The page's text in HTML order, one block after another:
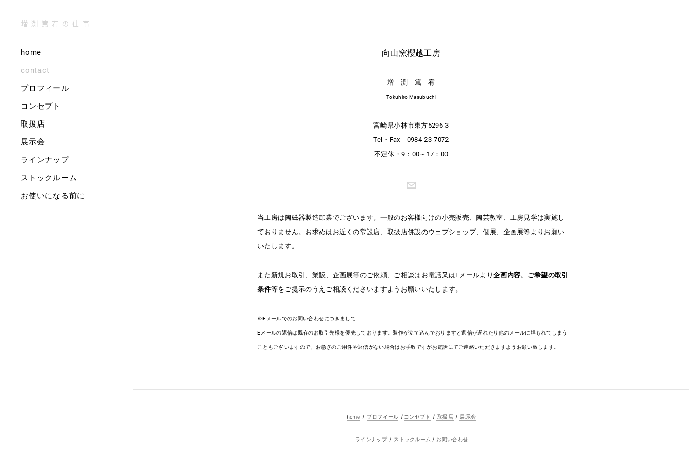
増渕篤宥の仕事
home
contact
プロフィール
コンセプト
取扱店
展示会
ラインナップ
ストックルーム
お使いになる前に
向山窯櫻越工房
増 渕 篤 宥
Tokuhiro Masubuchi
宮崎県小林市東方5296-3
Tel・Fax 0984-23-7072
​不定休・9：00～17：00
当工房は陶磁器製造卸業でございます。一般のお客様向けの小売販売、陶芸教室、工房見学は実施し
ておりません。お求めはお近くの常設店、取扱店併設のウェブショップ、個展、企画展等よりお願い
いたします。
また新規お取引、業販、企画展等のご依頼、ご相談はお電話又はE メールより企画内容、ご希望の取引
条件等をご提示のうえご相談くださいますようお願いいたします。
※Eメールでのお問い合わせにつきまして
Eメールの返信は既存のお取引先様を優先しております。製作が立て込んでおりますと返信が遅れたり他のメールに埋もれてしまう
こともございますので、お急ぎのご用件や返信がない場合はお手数ですがお電話にてご連絡いただきますようお願い致します。
home / プロフィール / コンセプト / 取扱店 / 展示会
ラインナップ/ ストックルーム / お問い合わせ